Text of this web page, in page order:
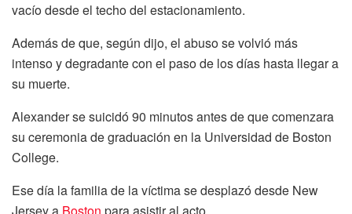
vacío desde el techo del estacionamiento.
Además de que, según dijo, el abuso se volvió más
intenso y degradante con el paso de los días hasta llegar a
su muerte.
Alexander se suicidó 90 minutos antes de que comenzara
su ceremonia de graduación en la Universidad de Boston
College.
Ese día la familia de la víctima se desplazó desde New